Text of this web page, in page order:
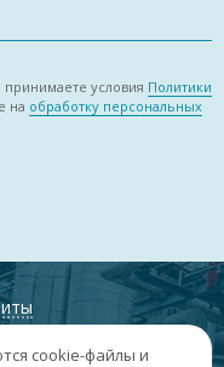
условия Политики
на обработку персональных
cookie-файлы и